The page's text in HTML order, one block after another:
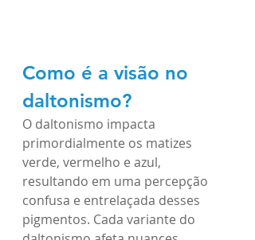
Como é a visão no
daltonismo?
O daltonismo impacta
primordialmente os matizes
verde, vermelho e azul,
resultando em uma percepção
confusa e entrelaçada desses
pigmentos. Cada variante do